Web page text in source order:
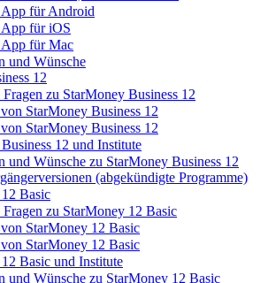
für Android
für iOS
für Mac
und Wünsche
12
zu StarMoney Business 12
StarMoney Business 12
StarMoney Business 12
12 und Institute
Wünsche zu StarMoney Business 12
(abgekündigte Programme)
Basic
zu StarMoney 12 Basic
StarMoney 12 Basic
StarMoney 12 Basic
Basic und Institute
Wünsche zu StarMoney 12 Basic